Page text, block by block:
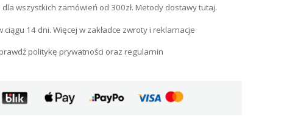
dla wszystkich zamówień od 300zł. Metody dostawy tutaj.
ciągu 14 dni. Więcej w zakładce zwroty i reklamacje
politykę prywatności oraz regulamin